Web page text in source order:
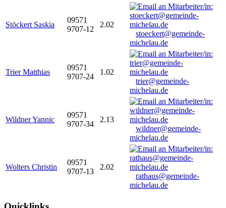
Stöckert Saskia
09571
9707-12
2.02
stoeckert@gemeinde-
michelau.de
Trier Matthias
09571
9707-24
1.02
trier@gemeinde-
michelau.de
Wildner Yannic
09571
9707-34
2.13
wildner@gemeinde-
michelau.de
Wolters Christin
09571
9707-13
2.02
rathaus@gemeinde-
michelau.de